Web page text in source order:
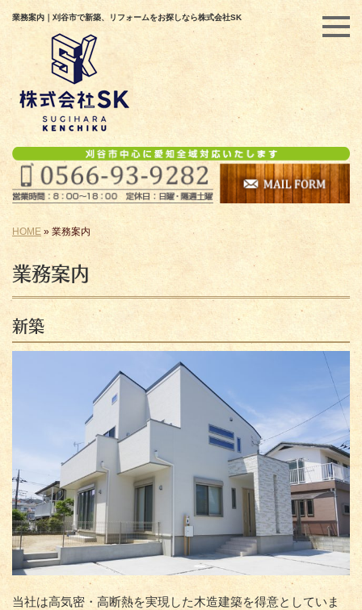
業務案内｜刈谷市で新築、リフォームをお探しなら株式会社SK
HOME » 業務案内
業務案内
新築
当社は高気密・高断熱を実現した木造建築を得意としていま